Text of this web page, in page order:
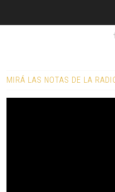
MIRÁ LAS NOTAS DE LA